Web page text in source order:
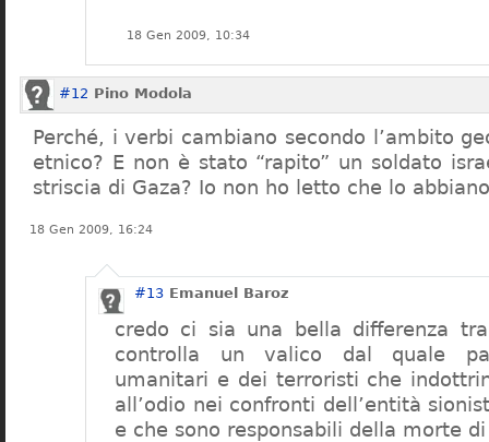
18 Gen 2009, 10:34
#12 Pino Modola
Perché, i verbi cambiano secondo l’ambito
etnico? E non è stato “rapito” un soldato
striscia di Gaza? Io non ho letto che lo
18 Gen 2009, 16:24
#13 Emanuel Baroz
credo ci sia una bella differenza
controlla un valico dal quale
umanitari e dei terroristi che
all’odio nei confronti dell’entità
e che sono responsabili della morte